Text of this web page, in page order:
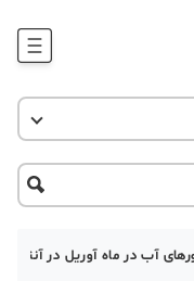
وبلاگ
جاذبه گردشگری
آب در ماه آوریل در